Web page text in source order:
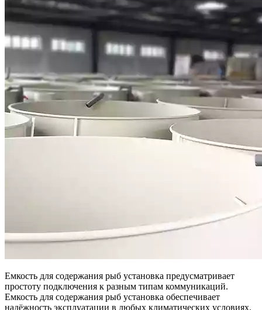
Емкость для содержания рыб установка предусматривает
простоту подключения к разным типам коммуникаций.
Емкость для содержания рыб установка обеспечивает
надёжность эксплуатации в любых климатических условиях.